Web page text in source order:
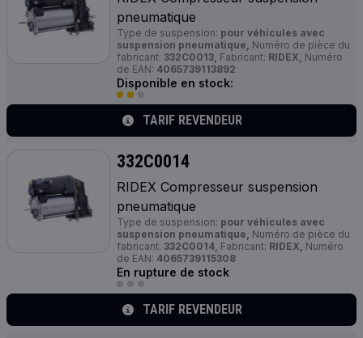
pneumatique
Type de suspension: pour véhicules avec
suspension pneumatique, Numéro de pièce du
fabricant: 332C0013, Fabricant: RIDEX, Numéro
de EAN: 4065739113892
Disponible en stock:
TARIF REVENDEUR
332C0014
RIDEX Compresseur suspension
pneumatique
Type de suspension: pour véhicules avec
suspension pneumatique, Numéro de pièce du
fabricant: 332C0014, Fabricant: RIDEX, Numéro
de EAN: 4065739115308
En rupture de stock
TARIF REVENDEUR